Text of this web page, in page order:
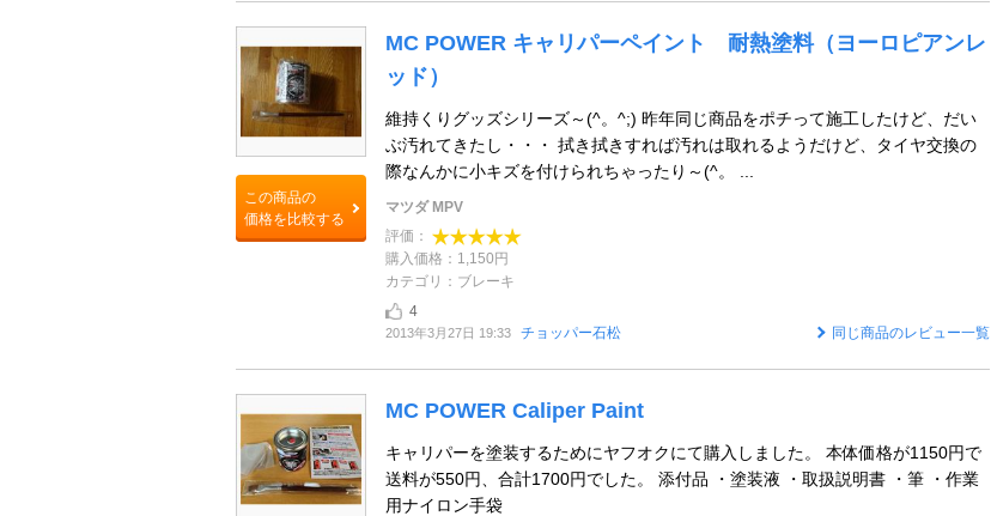
この商品の
価格を比較する
MC POWER キャリパーペイント 耐熱塗料（ヨーロピアンレ
ッド）
維持くりグッズシリーズ～(^。^;) 昨年同じ商品をポチって施工したけど、だい
ぶ汚れてきたし・・・ 拭き拭きすれば汚れは取れるようだけど、タイヤ交換の
際なんかに小キズを付けられちゃったり～(^。 ...
マツダ MPV
評価：
購入価格：1,150円
カテゴリ：ブレーキ
4
2013年3月27日 19:33 チョッパー石松 同じ商品のレビュー一覧
MC POWER Caliper Paint
キャリパーを塗装するためにヤフオクにて購入しました。 本体価格が1150円で
送料が550円、合計1700円でした。 添付品 ・塗装液 ・取扱説明書 ・筆 ・作業
用ナイロン手袋